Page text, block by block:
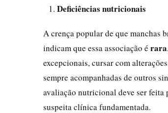
Deficiências nutricionais
A crença popular de que manchas
indicam que essa associação é rara
excepcionais, cursar com
sempre acompanhadas de outros
avaliação nutricional deve ser feita
suspeita clínica fundamentada.